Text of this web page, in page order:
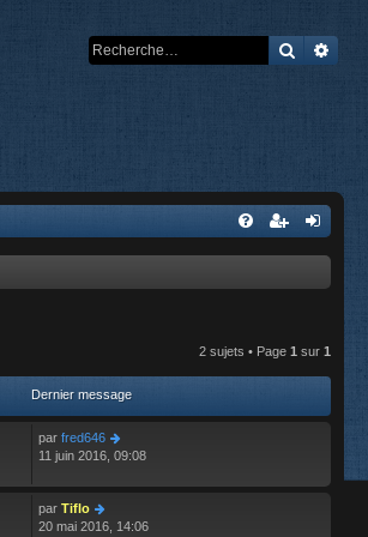
2 sujets • Page 1 sur 1
Dernier message
par fred646
11 juin 2016, 09:08
par Tiflo
20 mai 2016, 14:06